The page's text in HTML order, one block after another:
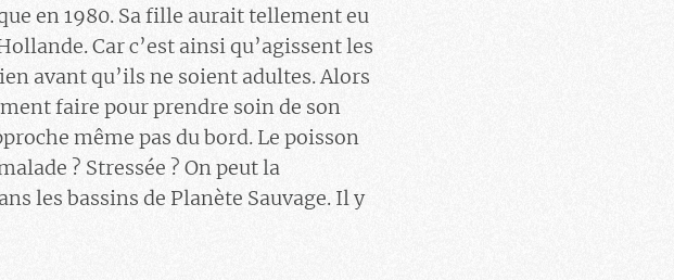
en 1980. Sa fille aurait tellement eu
Car c’est ainsi qu’agissent les
avant qu’ils ne soient adultes. Alors
faire pour prendre soin de son
même pas du bord. Le poisson
? Stressée ? On peut la
les bassins de Planète Sauvage. Il y